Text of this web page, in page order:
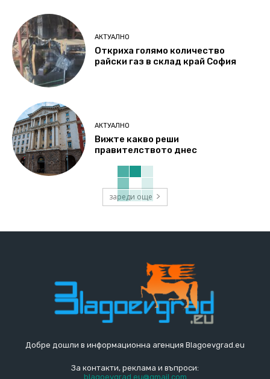
АКТУАЛНО
Откриха голямо количество
райски газ в склад край София
АКТУАЛНО
Вижте какво реши
правителството днес
зареди още
Добре дошли в информационна агенция Blagoevgrad.eu
За контакти, реклама и въпроси:
blagoevgrad.eu@gmail.com